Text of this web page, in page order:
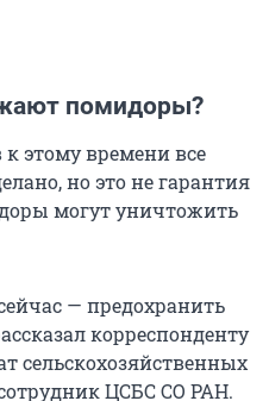
помидоры?
этому времени все
но это не гарантия
могут уничтожить
— предохранить
корреспонденту
сельскохозяйственных
ЦСБС СО РАН.